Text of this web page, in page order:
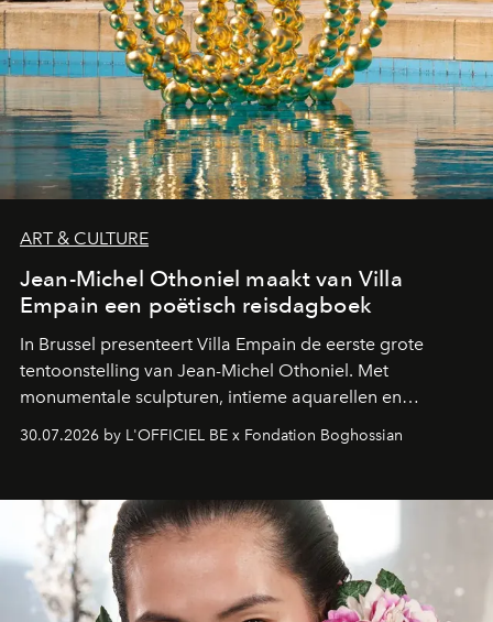
ART & CULTURE
Jean-Michel Othoniel maakt van Villa
Empain een poëtisch reisdagboek
In Brussel presenteert Villa Empain de eerste grote
tentoonstelling van Jean-Michel Othoniel. Met
monumentale sculpturen, intieme aquarellen en
fonkelend Murano-glas creëert de Franse kunstenaar
een emotionele reis waarin elk werk de herinnering
moment van verwondering.
30.07.2026 by L'OFFICIEL BE x Fondation Boghossian